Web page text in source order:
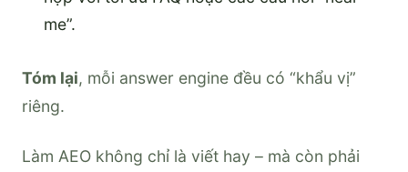
me”.
Tóm lại, mỗi answer engine đều có “khẩu vị”
riêng.
Làm AEO không chỉ là viết hay – mà còn phải